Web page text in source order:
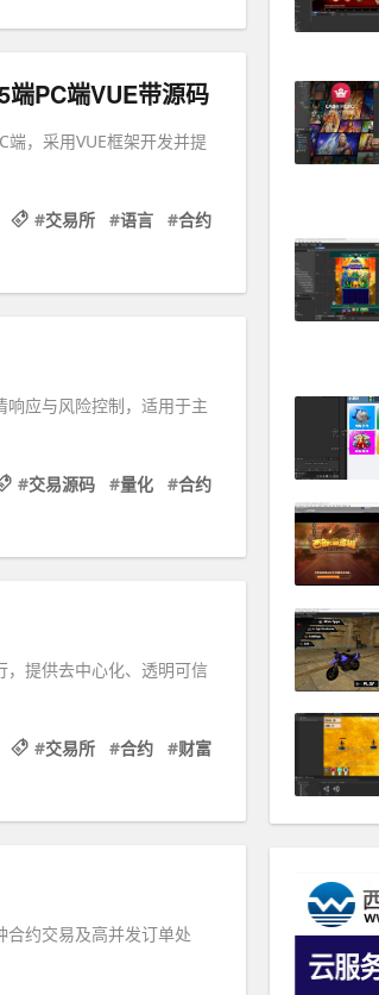
PC端VUE带源码
，采用VUE框架开发并提
#交易所 #语言 #合约
应与风险控制，适用于主
#交易源码 #量化 #合约
，提供去中心化、透明可信
#交易所 #合约 #财富
约交易及高并发订单处